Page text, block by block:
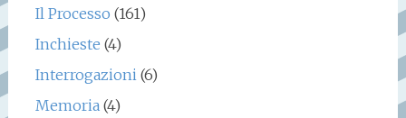
Il Processo (161)
Inchieste (4)
Interrogazioni(6)
Memoria(4)